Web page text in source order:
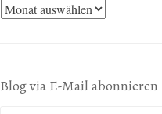
Archiv
Blog via E-Mail abonnieren